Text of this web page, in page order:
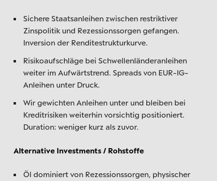
Sichere Staatsanleihen zwischen restriktiver
Zinspolitik und Rezessionssorgen gefangen.
Inversion der Renditestrukturkurve.
Risikoaufschläge bei Schwellenländeranleihen
weiter im Aufwärtstrend. Spreads von EUR-IG-
Anleihen unter Druck.
Wir gewichten Anleihen unter und bleiben bei
Kreditrisiken weiterhin vorsichtig positioniert.
Duration: weniger kurz als zuvor.
Alternative Investments / Rohstoffe
Öl dominiert von Rezessionssorgen, physischer